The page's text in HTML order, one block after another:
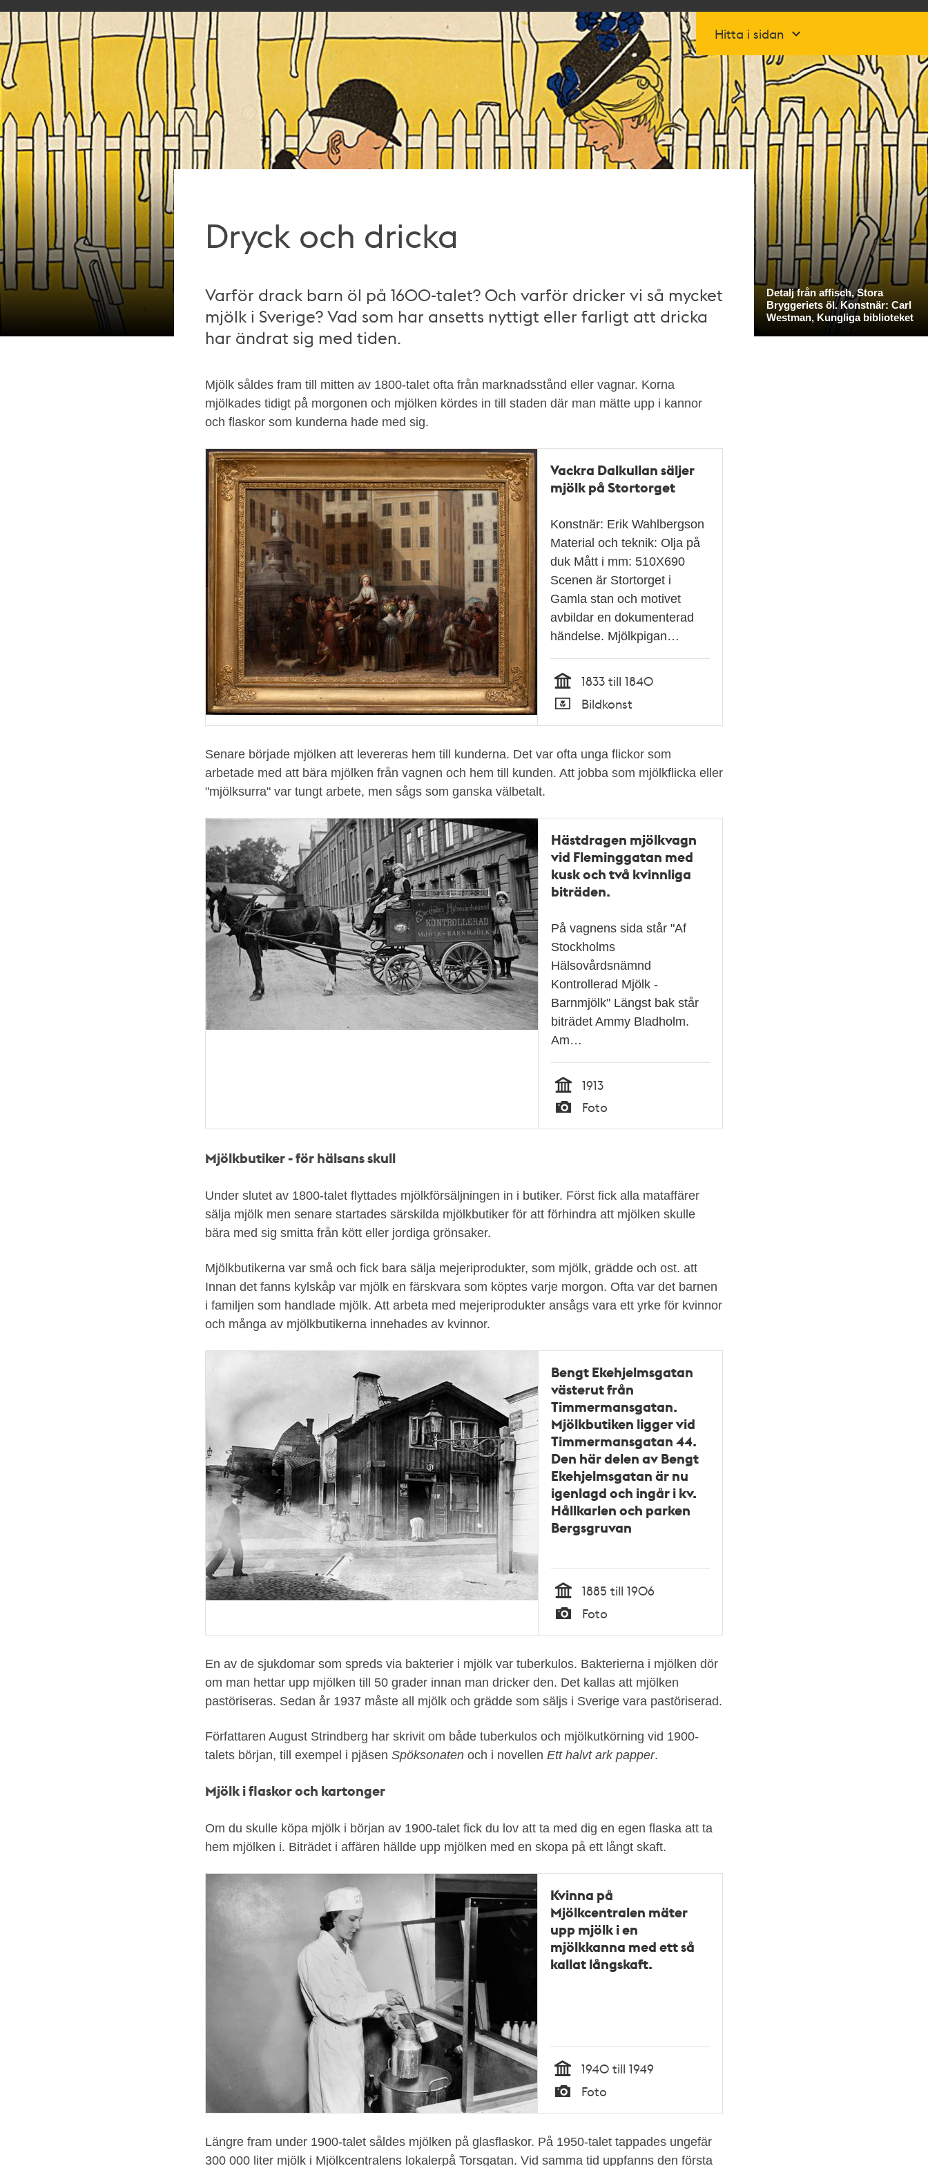
Hitta i sidan
Dryck och dricka
Varför drack barn öl på 1600-talet? Och varför dricker vi så mycket
mjölk i Sverige? Vad som har ansetts nyttigt eller farligt att dricka
har ändrat sig med tiden.
Mjölk såldes fram till mitten av 1800-talet ofta från marknadsstånd eller vagnar. Korna
mjölkades tidigt på morgonen och mjölken kördes in till staden där man mätte upp i kannor
och flaskor som kunderna hade med sig.
Vackra Dalkullan säljer
mjölk på Stortorget
Konstnär: Erik Wahlbergson
Material och teknik: Olja på
duk Mått i mm: 510X690
Scenen är Stortorget i
Gamla stan och motivet
avbildar en dokumenterad
händelse. Mjölkpigan…
Tid
1833 till 1840
Typ
Bildkonst
Senare började mjölken att levereras hem till kunderna. Det var ofta unga flickor som
arbetade med att bära mjölken från vagnen och hem till kunden. Att jobba som mjölkflicka eller
"mjölksurra" var tungt arbete, men sågs som ganska välbetalt.
Hästdragen mjölkvagn
vid Fleminggatan med
kusk och två kvinnliga
biträden.
På vagnens sida står "Af
Stockholms
Hälsovårdsnämnd
Kontrollerad Mjölk -
Barnmjölk" Längst bak står
biträdet Ammy Bladholm.
Am…
Tid
1913
Typ
Foto
Mjölkbutiker - för hälsans skull
Under slutet av 1800-talet flyttades mjölkförsäljningen in i butiker. Först fick alla mataffärer
sälja mjölk men senare startades särskilda mjölkbutiker för att förhindra att mjölken skulle
bära med sig smitta från kött eller jordiga grönsaker.
Mjölkbutikerna var små och fick bara sälja mejeriprodukter, som mjölk, grädde och ost. att
Innan det fanns kylskåp var mjölk en färskvara som köptes varje morgon. Ofta var det barnen
i familjen som handlade mjölk. Att arbeta med mejeriprodukter ansågs vara ett yrke för kvinnor
och många av mjölkbutikerna innehades av kvinnor.
Bengt Ekehjelmsgatan
västerut från
Timmermansgatan.
Mjölkbutiken ligger vid
Timmermansgatan 44.
Den här delen av Bengt
Ekehjelmsgatan är nu
igenlagd och ingår i kv.
Hållkarlen och parken
Bergsgruvan
Tid
1885 till 1906
Typ
Foto
En av de sjukdomar som spreds via bakterier i mjölk var tuberkulos. Bakterierna i mjölken dör
om man hettar upp mjölken till 50 grader innan man dricker den. Det kallas att mjölken
pastöriseras. Sedan år 1937 måste all mjölk och grädde som säljs i Sverige vara pastöriserad.
Författaren August Strindberg har skrivit om både tuberkulos och mjölkutkörning vid 1900-
talets början, till exempel i pjäsen Spöksonaten och i novellen Ett halvt ark papper.
Mjölk i flaskor och kartonger
Om du skulle köpa mjölk i början av 1900-talet fick du lov att ta med dig en egen flaska att ta
hem mjölken i. Biträdet i affären hällde upp mjölken med en skopa på ett långt skaft.
Kvinna på
Mjölkcentralen mäter
upp mjölk i en
mjölkkanna med ett så
kallat långskaft.
Tid
1940 till 1949
Typ
Foto
Längre fram under 1900-talet såldes mjölken på glasflaskor. På 1950-talet tappades ungefär
300 000 liter mjölk i Mjölkcentralens lokalerpå Torsgatan. Vid samma tid uppfanns den första